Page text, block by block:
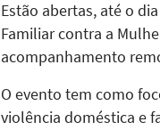
Estão abertas, até o
Familiar contra a
acompanhamento
O evento tem como
violência doméstica e